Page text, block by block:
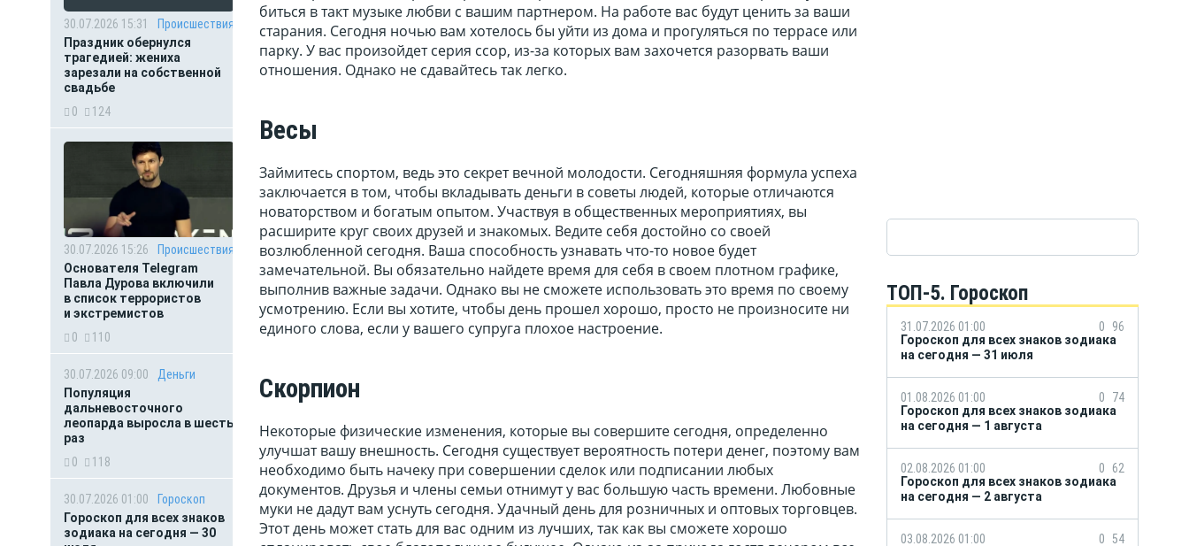
30.07.2026 15:31
Происшествия
Праздник обернулся
трагедией: жениха
зарезали на собственной
свадьбе
0
124
30.07.2026 15:26
Происшествия
Основателя Telegram
Павла Дурова включили
в список террористов
и экстремистов
0
110
30.07.2026 09:00
Деньги
Популяция
дальневосточного
леопарда выросла в шесть
раз
0
118
30.07.2026 01:00
Гороскоп
Гороскоп для всех знаков
зодиака на сегодня — 30
биться в такт музыке любви с вашим партнером. На работе вас будут ценить за ваши
старания. Сегодня ночью вам хотелось бы уйти из дома и прогуляться по террасе или
парку. У вас произойдет серия ссор, из-за которых вам захочется разорвать ваши
отношения. Однако не сдавайтесь так легко.
Весы
Займитесь спортом, ведь это секрет вечной молодости. Сегодняшняя формула успеха
заключается в том, чтобы вкладывать деньги в советы людей, которые отличаются
новаторством и богатым опытом. Участвуя в общественных мероприятиях, вы
расширите круг своих друзей и знакомых. Ведите себя достойно со своей
возлюбленной сегодня. Ваша способность узнавать что-то новое будет
замечательной. Вы обязательно найдете время для себя в своем плотном графике,
выполнив важные задачи. Однако вы не сможете использовать это время по своему
усмотрению. Если вы хотите, чтобы день прошел хорошо, просто не произносите ни
единого слова, если у вашего супруга плохое настроение.
Скорпион
Некоторые физические изменения, которые вы совершите сегодня, определенно
улучшат вашу внешность. Сегодня существует вероятность потери денег, поэтому вам
необходимо быть начеку при совершении сделок или подписании любых
документов. Друзья и члены семьи отнимут у вас большую часть времени. Любовные
муки не дадут вам уснуть сегодня. Удачный день для розничных и оптовых торговцев.
Этот день может стать для вас одним из лучших, так как вы сможете хорошо
ТОП-5. Гороскоп
31.07.2026 01:00 0
96
Гороскоп для всех знаков зодиака
на сегодня — 31 июля
01.08.2026 01:00 0
74
Гороскоп для всех знаков зодиака
на сегодня — 1 августа
02.08.2026 01:00 0
62
Гороскоп для всех знаков зодиака
на сегодня — 2 августа
03.08.2026 01:00 0 54